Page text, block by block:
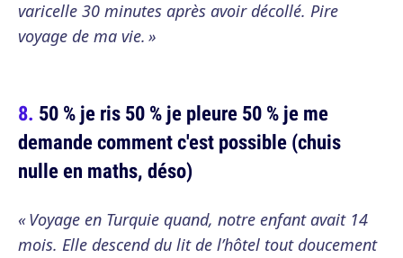
varicelle 30 minutes après avoir décollé. Pire
voyage de ma vie. »
50 % je ris 50 % je pleure 50 % je me
demande comment c'est possible (chuis
nulle en maths, déso)
« Voyage en Turquie quand, notre enfant avait 14
mois. Elle descend du lit de l’hôtel tout doucement